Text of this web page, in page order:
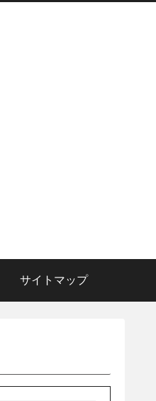
サイトマップ